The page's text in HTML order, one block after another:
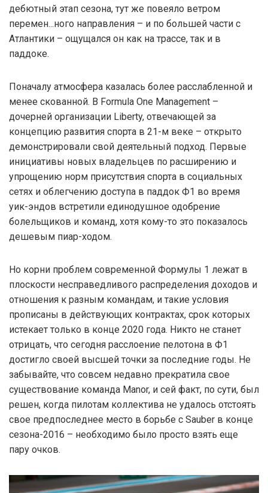
дебютный этап сезона, тут же повеяло ветром
перемен...ного направления – и по большей части с
Атлантики – ощущался он как на трассе, так и в
паддоке.
Поначалу атмосфера казалась более расслабленной и
менее скованной. В Formula One Management –
дочерней организации Liberty, отвечающей за
концепцию развития спорта в 21-м веке – открыто
демонстрировали свой деятельный подход. Первые
инициативы новых владельцев по расширению и
упрощению норм присутствия спорта в социальных
сетях и облегчению доступа в паддок Ф1 во время
уик-эндов встретили единодушное одобрение
болельщиков и команд, хотя кому-то это показалось
дешевым пиар-ходом.
Но корни проблем современной Формулы 1 лежат в
плоскости несправедливого распределения доходов и
отношения к разным командам, и такие условия
прописаны в действующих контрактах, срок которых
истекает только в конце 2020 года. Никто не станет
отрицать, что сегодня расслоение пелотона в Ф1
достигло своей высшей точки за последние годы. Не
забывайте, что совсем недавно прекратила свое
существование команда Manor, и сей факт, по сути, был
решен, когда пилотам коллектива не удалось отстоять
свое предпоследнее место в борьбе с Sauber в конце
сезона-2016 – необходимо было просто взять еще
пару очков.